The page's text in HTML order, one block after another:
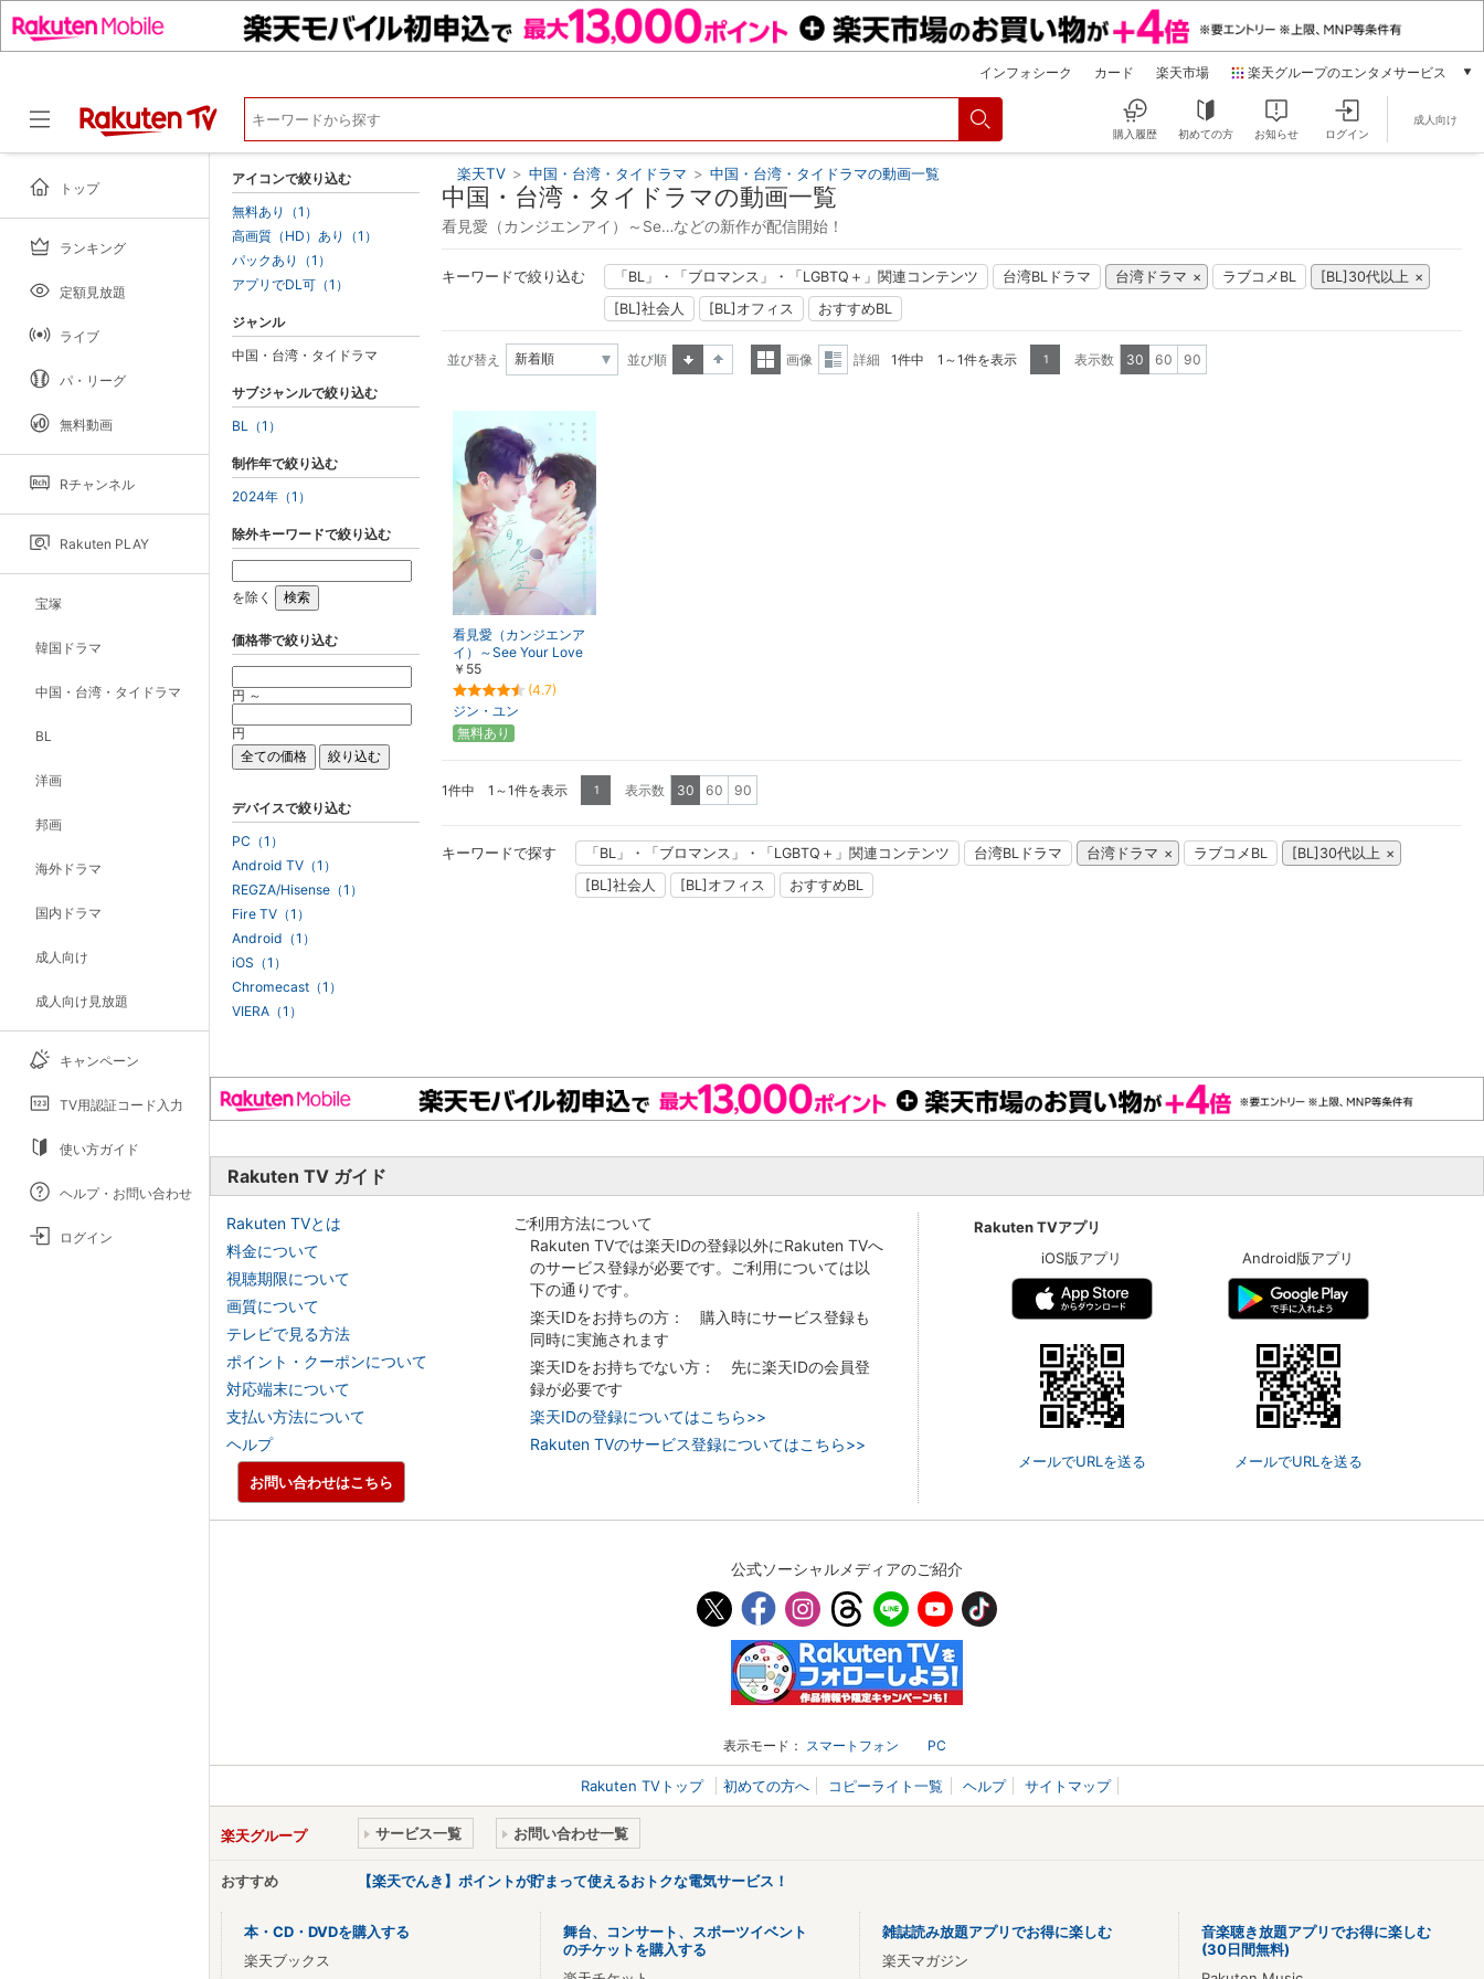
インフォシーク カード 楽天市場 楽天グループのエンタメサービス
本/ゲーム/CD/DVD
雑誌読み放題
楽天マガジン
動画配信
購入履歴 初めての方 お知らせ ログイン
成人向け
トップ
ランキング
定額見放題
ライブ
パ・リーグ
無料動画
Rチャンネル
Rakuten PLAY
宝塚
韓国ドラマ
中国・台湾・タイドラマ
BL
洋画
邦画
海外ドラマ
国内ドラマ
成人向け
成人向け見放題
キャンペーン
TV用認証コード入力
使い方ガイド
ヘルプ・お問い合わせ
ログイン
楽天TV > 中国・台湾・タイドラマ > 中国・台湾・タイドラマの動画一覧
中国・台湾・タイドラマの動画一覧
看見愛（カンジエンアイ）～Se…などの新作が配信開始！
キーワードで絞り込む 「BL」・「ブロマンス」・「LGBTQ＋」関連コンテンツ 台湾BLドラマ 台湾ドラマ ラブコメBL
[BL]30代以上
[BL]社会人
[BL]オフィス おすすめBL
並び替え
並び順
画像
詳細 1件中 1～1件を表示 1 表示数 30 60 90
看見愛（カンジエンア
イ）～See Your Love
￥55
(4.7)
ジン・ユン
無料あり
1件中 1～1件を表示 1 表示数 30 60 90
キーワードで探す 「BL」・「ブロマンス」・「LGBTQ＋」関連コンテンツ 台湾BLドラマ 台湾ドラマ ラブコメBL
[BL]30代以上
[BL]社会人
[BL]オフィス おすすめBL
アイコンで絞り込む
無料あり（1）
高画質（HD）あり（1）
パックあり（1）
アプリでDL可（1）
ジャンル
中国・台湾・タイドラマ
サブジャンルで絞り込む
BL（1）
制作年で絞り込む
2024年（1）
除外キーワードで絞り込む
を除く
価格帯で絞り込む
円 ～
円
デバイスで絞り込む
PC（1）
Android TV（1）
REGZA/Hisense（1）
Fire TV（1）
Android（1）
iOS（1）
Chromecast（1）
VIERA（1）
Rakuten TV ガイド
Rakuten TVとは
料金について
視聴期限について
画質について
テレビで見る方法
ポイント・クーポンについて
対応端末について
支払い方法について
ヘルプ
ご利用方法について
Rakuten TVでは楽天IDの登録以外にRakuten TVへ
のサービス登録が必要です。ご利用については以
下の通りです。
楽天IDをお持ちの方： 購入時にサービス登録も
同時に実施されます
楽天IDをお持ちでない方： 先に楽天IDの会員登
録が必要です
楽天IDの登録についてはこちら>>
Rakuten TVのサービス登録についてはこちら>>
Rakuten TVアプリ
iOS版アプリ
メールでURLを送る
Android版アプリ
メールでURLを送る
お問い合わせはこちら
公式ソーシャルメディアのご紹介
表示モード： スマートフォン PC
Rakuten TVトップ 初めての方へ コピーライト一覧 ヘルプ サイトマップ
楽天グループ サービス一覧 お問い合わせ一覧
おすすめ 【楽天でんき】ポイントが貯まって使えるおトクな電気サービス！
本・CD・DVDを購入する
楽天ブックス
舞台、コンサート、スポーツイベント
のチケットを購入する
雑誌読み放題アプリでお得に楽しむ
楽天マガジン
音楽聴き放題アプリでお得に楽しむ
(30日間無料)